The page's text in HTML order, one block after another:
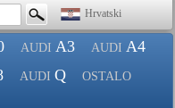
Hrvatski
AUDI A3 AUDI A4
AUDI Q OSTALO